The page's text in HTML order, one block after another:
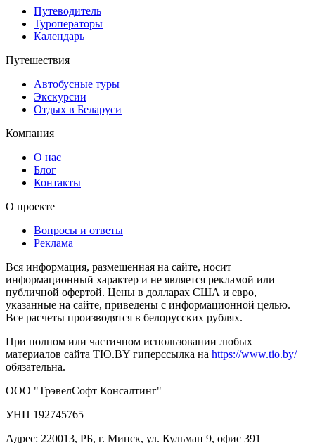
Путеводитель
Туроператоры
Календарь
Путешествия
Автобусные туры
Экскурсии
Отдых в Беларуси
Компания
О нас
Блог
Контакты
О проекте
Вопросы и ответы
Реклама
Вся информация, размещенная на сайте, носит
информационный характер и не является рекламой или
публичной офертой. Цены в долларах США и евро,
указанные на сайте, приведены с информационной целью.
Все расчеты производятся в белорусских рублях.
При полном или частичном использовании любых
материалов сайта TIO.BY гиперссылка на https://www.tio.by/
обязательна.
ООО "ТрэвелСофт Консалтинг"
УНП 192745765
Адрес: 220013, РБ, г. Минск, ул. Кульман 9, офис 391